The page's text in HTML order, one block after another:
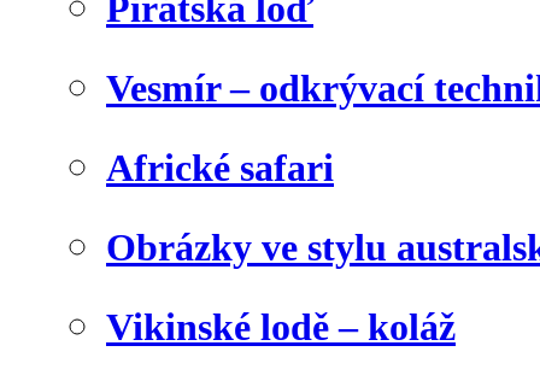
Vesmír – odkrývací
Africké safari
Obrázky ve stylu
Vikinské lodě – koláž